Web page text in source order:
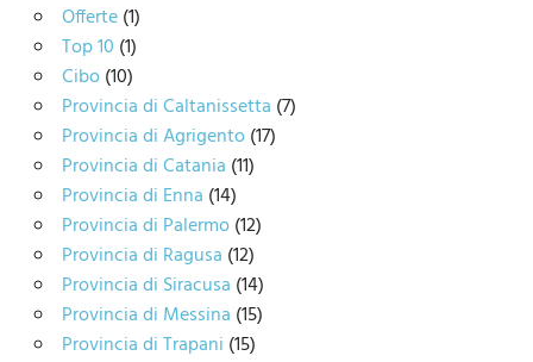
Offerte(1)
Top 10 (1)
Cibo(10)
Provincia di Caltanissetta (7)
Provincia di Agrigento(17)
Provincia di Catania (11)
Provincia di Enna (14)
Provincia di Palermo(12)
Provincia di Ragusa (12)
Provincia di Siracusa (14)
Provincia di Messina (15)
Provincia di Trapani (15)